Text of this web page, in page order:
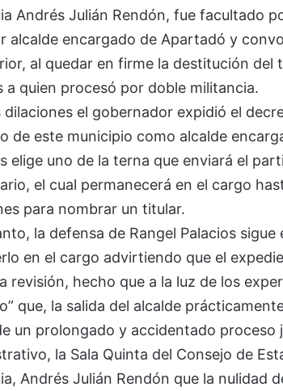
Andrés Julián Rendón, fue facultado
alcalde encargado de Apartadó y
al quedar en firme la destitución del
a quien procesó por doble militancia.
dilaciones el gobernador expidió el
de este municipio como alcalde
elige uno de la terna que enviará el
el cual permanecerá en el cargo
para nombrar un titular.
la defensa de Rangel Palacios
en el cargo advirtiendo que el
revisión, hecho que a la luz de los
que, la salida del alcalde
un prolongado y accidentado proceso
la Sala Quinta del Consejo de
Andrés Julián Rendón que la nulidad